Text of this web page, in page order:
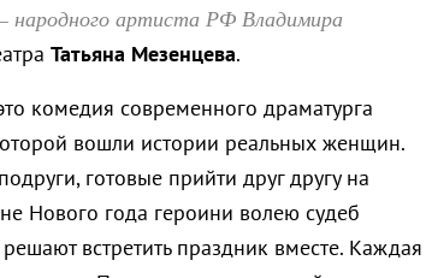
народного артиста РФ Владимира
Татьяна Мезенцева.
комедия современного драматурга
вошли истории реальных женщин.
готовые прийти друг другу на
Нового года героини волею судеб
встретить праздник вместе. Каждая